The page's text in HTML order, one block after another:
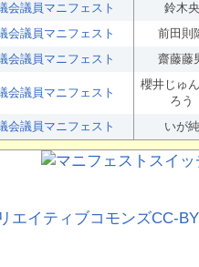
会議員マニフェスト 鈴木央
会議員マニフェスト 前田則
会議員マニフェスト 齋藤藤
会議員マニフェスト
櫻井じゅ
ろう
会議員マニフェスト いが純
エイティブコモンズCC-BY